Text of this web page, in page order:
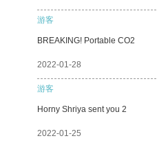
游客
BREAKING! Portable CO2
2022-01-28
游客
Horny Shriya sent you 2
2022-01-25